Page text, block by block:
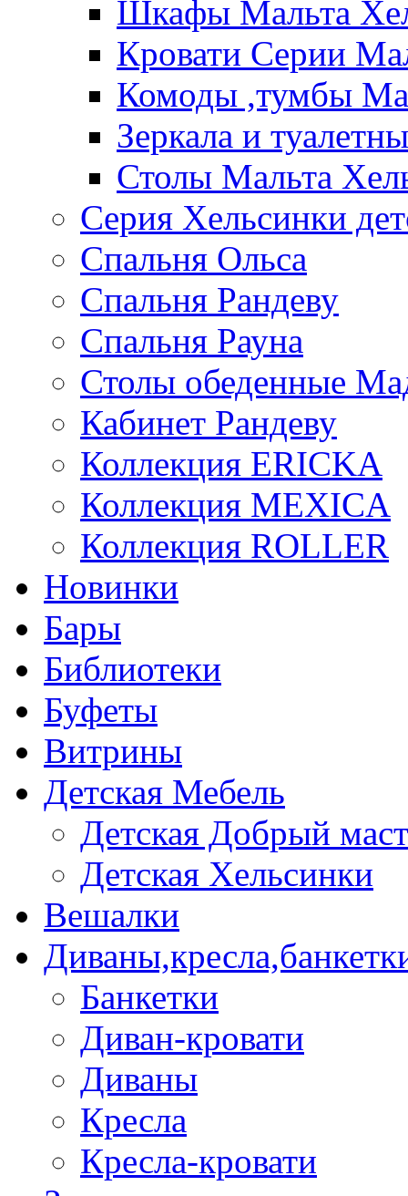
Шкафы Мальта
Кровати Серии
Комоды ,тумбы
Зеркала и
Столы Мальта
Серия Хельсинки
Спальня Ольса
Спальня Рандеву
Спальня Рауна
Столы обеденные
Кабинет Рандеву
Коллекция ERICKA
Коллекция MEXICA
Коллекция ROLLER
Новинки
Бары
Библиотеки
Буфеты
Витрины
Детская Мебель
Детская Добрый
Детская Хельсинки
Вешалки
Банкетки
Диван-кровати
Диваны
Кресла
Кресла-кровати